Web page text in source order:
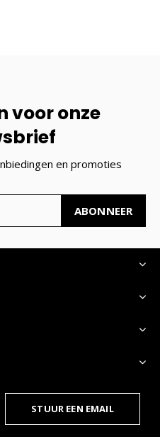
voor onze
en promoties
ABONNEER
STUUR EEN EMAIL